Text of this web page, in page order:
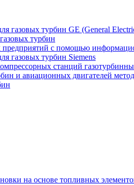
газовых турбин GE (General
турбин
с помощью
газовых турбин Siemens
станций
и авиационных двигателей
на основе топливных